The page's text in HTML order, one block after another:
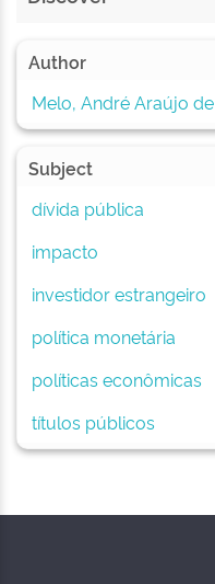
Author
Melo, André Araújo de
Subject
dívida pública
impacto
investidor estrangeiro
política monetária
políticas econômicas
títulos públicos